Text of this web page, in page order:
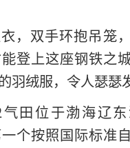
，双手环抱吊笼
登上这座钢铁之
羽绒服，令人瑟瑟
气田位于渤海辽
个按照国际标准自